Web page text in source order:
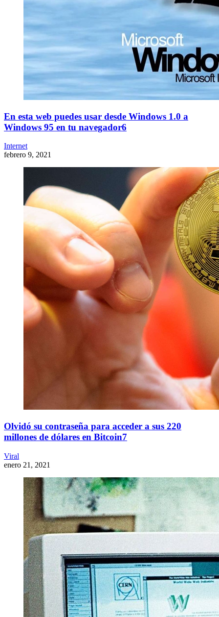
En esta web puedes usar desde Windows 1.0 a
Windows 95 en tu navegador6
Internet
febrero 9, 2021
Olvidó su contraseña para acceder a sus 220
millones de dólares en Bitcoin7
Viral
enero 21, 2021